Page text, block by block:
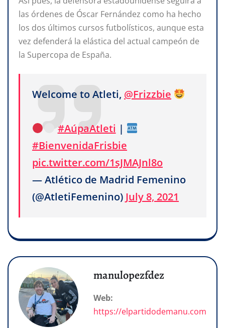
las órdenes de Óscar Fernández como ha hecho
los dos últimos cursos futbolísticos, aunque esta
vez defenderá la elástica del actual campeón de
la Supercopa de España.
Welcome to Atleti, @Frizzbie
#AúpaAtleti |
#BienvenidaFrisbie
pic.twitter.com/1sJMAJnl8o
— Atlético de Madrid Femenino
(@AtletiFemenino) July 8, 2021
manulopezfdez
Web:
https://elpartidodemanu.com